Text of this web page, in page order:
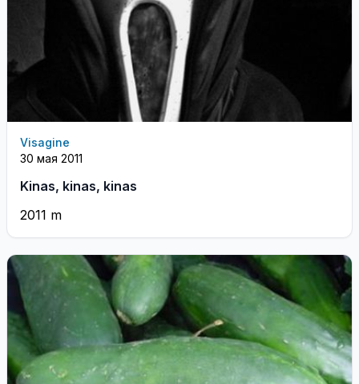
Visagine
30 мая 2011
Kinas, kinas, kinas
2011 m